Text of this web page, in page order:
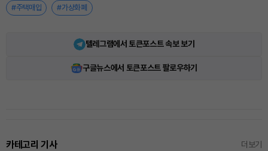
#주택매입 #가상화폐
텔레그램에서 토큰포스트 속보 보기
구글뉴스에서 토큰포스트 팔로우하기
카테고리 기사 더보기